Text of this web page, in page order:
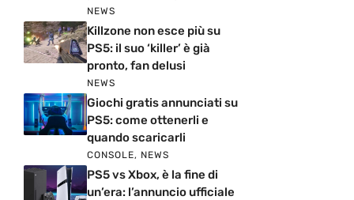
NEWS
Killzone non esce più su
PS5: il suo ‘killer’ è già
pronto, fan delusi
NEWS
Giochi gratis annunciati su
PS5: come ottenerli e
quando scaricarli
CONSOLE, NEWS
PS5 vs Xbox, è la fine di
un’era: l’annuncio ufficiale